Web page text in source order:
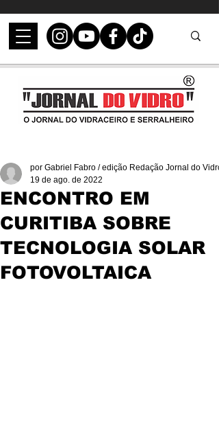
ENCONTRO EM
CURITIBA SOBRE
TECNOLOGIA SOLAR
FOTOVOLTAICA
por Gabriel Fabro / edição Redação Jornal do Vidro
19 de ago. de 2022